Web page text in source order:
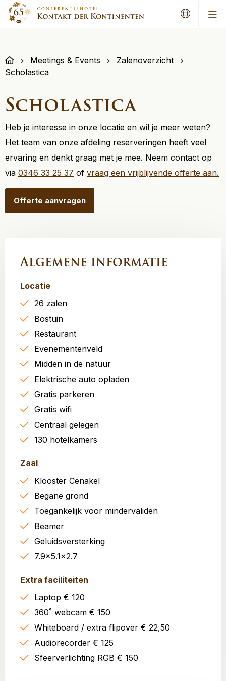
Meetings & Events
Zalenoverzicht
Scholastica
Scholastica
Heb je interesse in onze locatie en wil je meer weten?
Het team van onze afdeling reserveringen heeft veel
ervaring en denkt graag met je mee. Neem contact op
via 0346 33 25 37 of vraag een vrijblijvende offerte aan.
Offerte aanvragen
Algemene informatie
Locatie
26 zalen
Bostuin
Restaurant
Evenementenveld
Midden in de natuur
Elektrische auto opladen
Gratis parkeren
Gratis wifi
Centraal gelegen
130 hotelkamers
Zaal
Klooster Cenakel
Begane grond
Toegankelijk voor mindervaliden
Beamer
Geluidsversterking
7.9x5.1x2.7
Extra faciliteiten
Laptop € 120
360˚ webcam € 150
Whiteboard / extra flipover € 22,50
Audiorecorder € 125
Sfeerverlichting RGB € 150